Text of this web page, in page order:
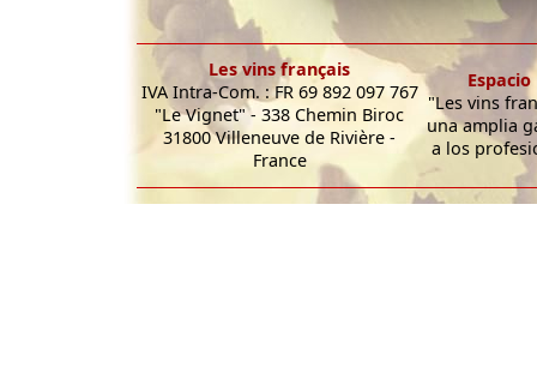
Les vins français
IVA Intra-Com. : FR 69 892 097 767
"Le Vignet" - 338 Chemin Biroc
31800 Villeneuve de Rivière -
France
"Les vins
una amplia
a los